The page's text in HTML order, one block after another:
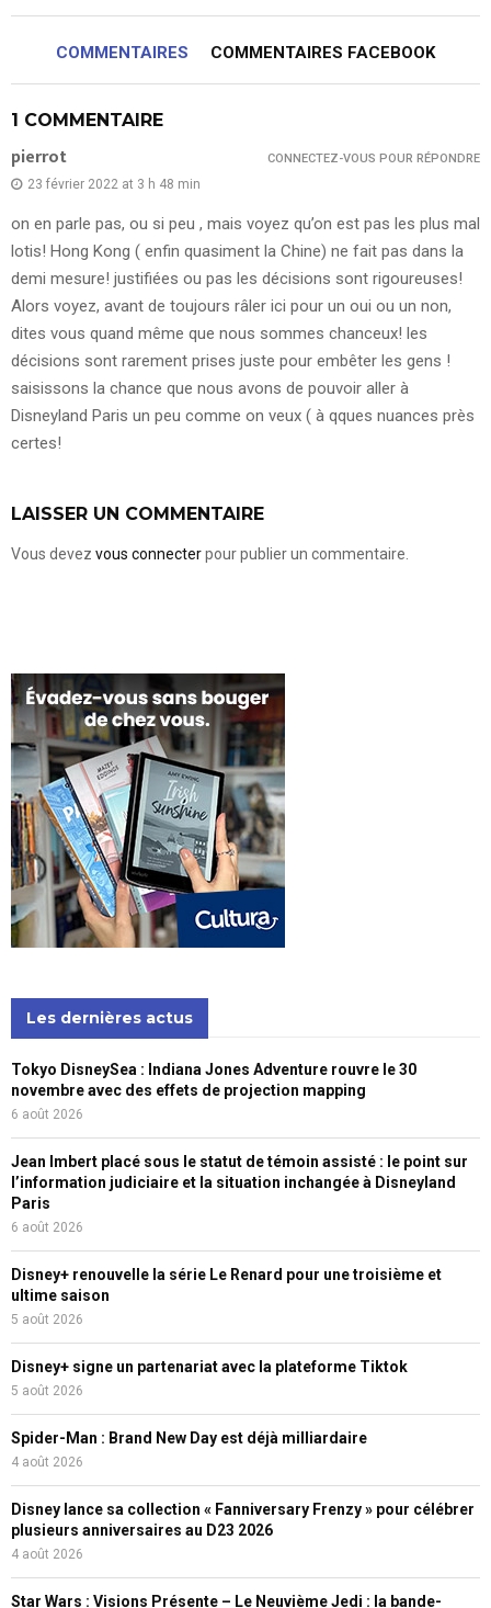
COMMENTAIRES COMMENTAIRES FACEBOOK
1 COMMENTAIRE
pierrot
23 février 2022 at 3 h 48 min
on en parle pas, ou si peu , mais voyez qu’on est pas les plus mal
lotis! Hong Kong ( enfin quasiment la Chine) ne fait pas dans la
demi mesure! justifiées ou pas les décisions sont rigoureuses!
Alors voyez, avant de toujours râler ici pour un oui ou un non,
dites vous quand même que nous sommes chanceux! les
décisions sont rarement prises juste pour embêter les gens !
saisissons la chance que nous avons de pouvoir aller à
Disneyland Paris un peu comme on veux ( à qques nuances près
certes!
CONNECTEZ-VOUS POUR RÉPONDRE
LAISSER UN COMMENTAIRE
Vous devez vous connecterpour publier un commentaire.
Les dernières actus
Tokyo DisneySea : Indiana Jones Adventure rouvre le 30
novembre avec des effets de projection mapping
6 août 2026
Jean Imbert placé sous le statut de témoin assisté : le point sur
l’information judiciaire et la situation inchangée à Disneyland
Paris
6 août 2026
Disney+ renouvelle la série Le Renard pour une troisième et
ultime saison
5 août 2026
Disney+ signe un partenariat avec la plateforme Tiktok
5 août 2026
Spider-Man : Brand New Day est déjà milliardaire
4 août 2026
Disney lance sa collection « Fanniversary Frenzy » pour célébrer
plusieurs anniversaires au D23 2026
4 août 2026
Star Wars : Visions Présente – Le Neuvième Jedi : la bande-